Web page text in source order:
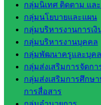
กลุ่มนิเทศ ติดตาม แล
กลุ่มนโยบายและแผน
กลุ่มบริหารงานการเ
กลุ่มบริหารงานบุคคล
กลุ่มพัฒนาครูและบุค
กลุ่มส่งเสริมการจัดกา
กลุ่มส่งเสริมการศึกษ
การสื่อสาร
ในสังกัด
สพป.สระแก้ว
เขต 1
โรงเรียน
ในสังกัด
สพป.สระแก้ว
เขต 2
วิทยาลัย